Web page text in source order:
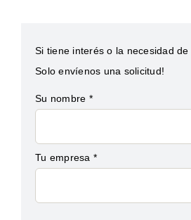
Si tiene interés o la necesidad de
Solo envíenos una solicitud!
Su nombre *
Tu empresa *